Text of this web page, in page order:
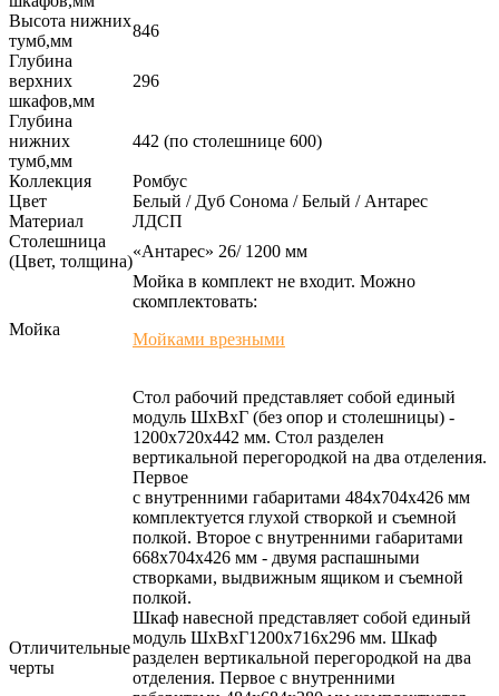
Высота нижних
тумб,мм
846
Глубина
верхних
шкафов,мм
296
Глубина
нижних
тумб,мм
442 (по столешнице 600)
Коллекция
Ромбус
Цвет
Белый / Дуб Сонома / Белый / Антарес
Материал
ЛДСП
Столешница
(Цвет, толщина)
«Антарес» 26/ 1200 мм
Мойка
Мойка в комплект не входит. Можно
скомплектовать:
Мойками врезными
Отличительные
черты
Стол рабочий представляет собой единый
модуль ШхВхГ (без опор и столешницы) -
1200х720х442 мм. Стол разделен
вертикальной перегородкой на два отделения.
Первое
с внутренними габаритами 484х704х426 мм
комплектуется глухой створкой и съемной
полкой. Второе с внутренними габаритами
668х704х426 мм - двумя распашными
створками, выдвижным ящиком и съемной
полкой.
Шкаф навесной представляет собой единый
модуль ШхВхГ1200х716х296 мм. Шкаф
разделен вертикальной перегородкой на два
отделения. Первое с внутренними